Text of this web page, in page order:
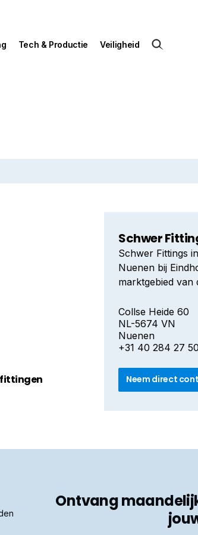
Tech & Productie Veiligheid
fittingen
Schwer
Schwer Fittings
Nuenen bij
marktgebied van
Collse Heide 60
NL-5674 VN
Nuenen
+31 40 284 27 50
Neem direct
Ontvang